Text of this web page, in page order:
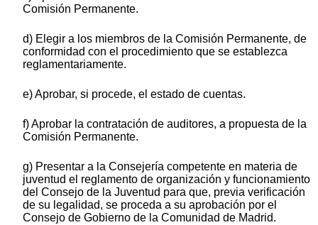
Comisión Permanente.
d) Elegir a los miembros de la Comisión Permanente, de
conformidad con el procedimiento que se establezca
reglamentariamente.
e) Aprobar, si procede, el estado de cuentas.
f) Aprobar la contratación de auditores, a propuesta de la
Comisión Permanente.
g) Presentar a la Consejería competente en materia de
juventud el reglamento de organización y funcionamiento
del Consejo de la Juventud para que, previa verificación
de su legalidad, se proceda a su aprobación por el
Consejo de Gobierno de la Comunidad de Madrid.